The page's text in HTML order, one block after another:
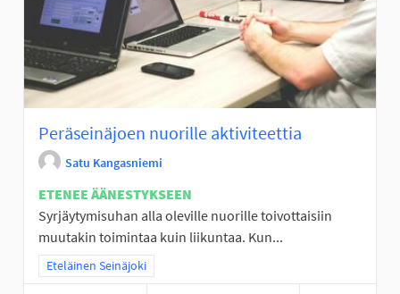
Peräseinäjoen nuorille aktiviteettia
Satu Kangasniemi
ETENEE ÄÄNESTYKSEEN
Syrjäytymisuhan alla oleville nuorille toivottaisiin
muutakin toimintaa kuin liikuntaa. Kun...
Rajaa tulokset teeman mukaan: Eteläinen Seinäjoki
Eteläinen Seinäjoki